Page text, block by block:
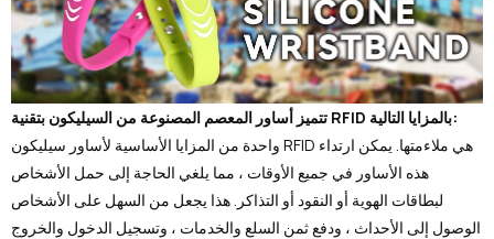
تتميز أساور المعصم المصنوعة من السيليكون بتقنية RFID بالمزايا التالية:
واحدة من المزايا الأساسية لأساور سيليكون RFID هي ملاءمتها. يمكن ارتداء
هذه الأساور في جميع الأوقات ، مما يلغي الحاجة إلى حمل الأشخاص
لبطاقات الهوية أو النقود أو التذاكر. هذا يجعل من السهل على الأشخاص
الوصول إلى الأحداث ، ودفع ثمن السلع والخدمات ، وتسجيل الدخول والخروج